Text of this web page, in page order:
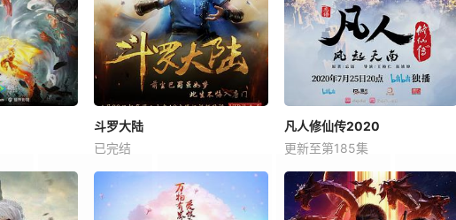
斗罗大陆
已完结
凡人修仙传2020
更新至第185集